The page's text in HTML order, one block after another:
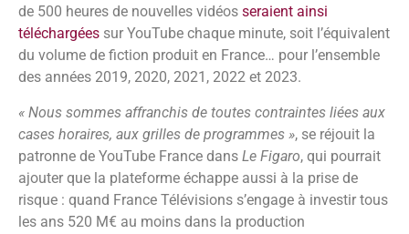
de 500 heures de nouvelles vidéos seraient ainsi
téléchargées sur YouTube chaque minute, soit l’équivalent
du volume de fiction produit en France… pour l’ensemble
des années 2019, 2020, 2021, 2022 et 2023.
« Nous sommes affranchis de toutes contraintes liées aux
cases horaires, aux grilles de programmes », se réjouit la
patronne de YouTube France dans Le Figaro, qui pourrait
ajouter que la plateforme échappe aussi à la prise de
risque : quand France Télévisions s’engage à investir tous
les ans 520 M€ au moins dans la production